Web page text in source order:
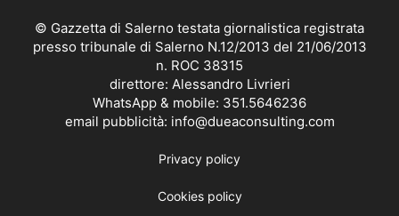
© Gazzetta di Salerno testata giornalistica registrata
presso tribunale di Salerno N.12/2013 del 21/06/2013
n. ROC 38315
direttore: Alessandro Livrieri
WhatsApp & mobile: 351.5646236
email pubblicità: info@dueaconsulting.com
Privacy policy
Cookies policy